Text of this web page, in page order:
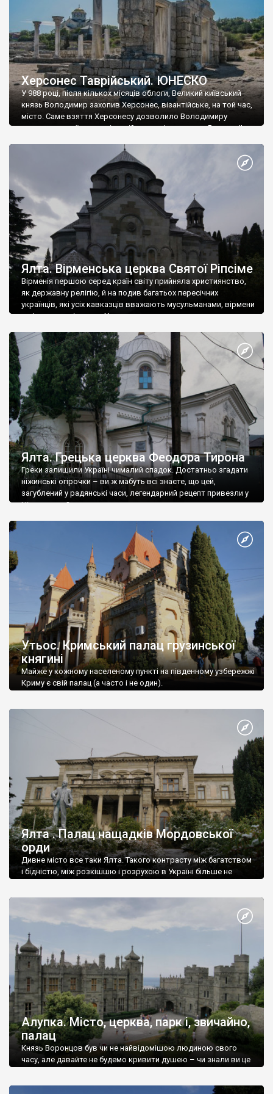
Херсонес Таврійський. ЮНЕСКО
У 988 році, після кількох місяців облоги, Великий київський
князь Володимир захопив Херсонес, візантійське, на той час,
місто. Саме взяття Херсонесу дозволило Володимиру
диктувати свої умови візантійському імператору Василю ІІ, та
Херсонесі Володимир-язичник, став Василем-християнином.
А потім було Хрещення Русі. На честь Херсонесу Таврійського
Ялта. Вірменська церква Святої Ріпсіме
Вірменія першою серед країн світу прийняла християнство,
як державну релігію, й на подив багатьох пересічних
українців, які усіх кавказців вважають мусульманами, вірмени
є відданими вірянами Христа
Ялта. Грецька церква Феодора Тирона
Греки залишили Україні чималий спадок. Достатньо згадати
ніжинські огірочки – ви ж мабуть всі знаєте, що цей,
загублений у радянські часи, легендарний рецепт привезли у
Ніжин греки?
Утьос. Кримський палац грузинської
княгині
Майже у кожному населеному пункті на південному узбережжі
Криму є свій палац (а часто і не один).
Ялта . Палац нащадків Мордовської
орди
Дивне місто все таки Ялта. Такого контрасту між багатством
і бідністю, між розкішшю і розрухою в Україні більше не
Алупка. Місто, церква, парк і, звичайно,
палац
Князь Воронцов був чи не найвідомішою людиною свого
часу, але давайте не будемо кривити душею – чи знали ви це